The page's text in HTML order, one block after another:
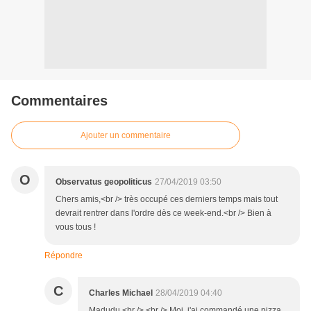
Commentaires
Ajouter un commentaire
O Observatus geopoliticus 27/04/2019 03:50
Chers amis,<br /> très occupé ces derniers temps mais tout
devrait rentrer dans l'ordre dès ce week-end.<br /> Bien à
vous tous !
Répondre
C Charles Michael 28/04/2019 04:40